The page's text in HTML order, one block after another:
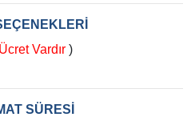
Vardır )
SÜRESİ